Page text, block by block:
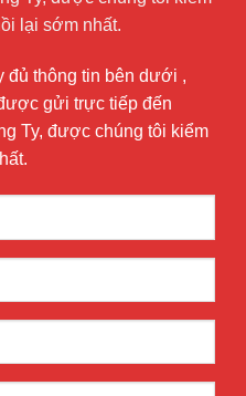
lại sớm nhất.
đủ thông tin bên dưới ,
gửi trực tiếp đến
Ty, được chúng tôi kiểm